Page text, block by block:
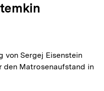
von Sergej Eisenstein
den Matrosenaufstand in